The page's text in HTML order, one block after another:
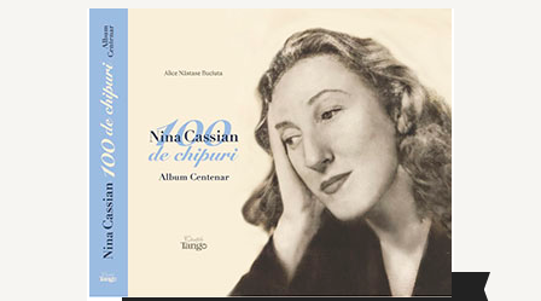
CAUTĂ ÎN SITE